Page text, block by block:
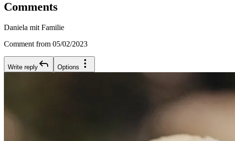
Comments
Daniela mit Familie
Comment from 05/02/2023
Write reply Options